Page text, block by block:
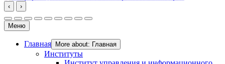
‹ ›
Меню
Главная More about: Главная
Институты